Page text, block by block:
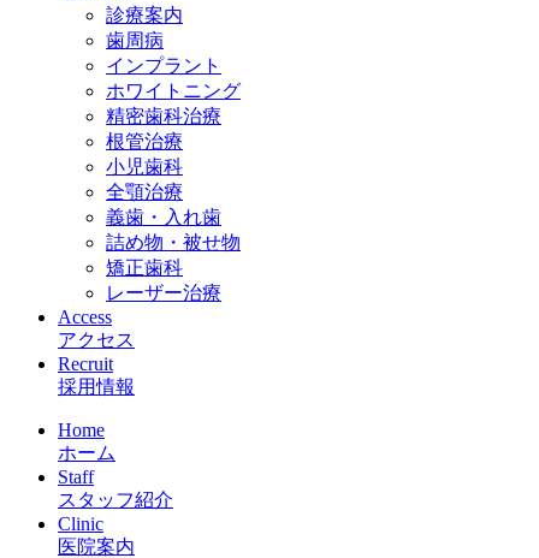
診療案内
歯周病
インプラント
ホワイトニング
精密歯科治療
根管治療
小児歯科
全顎治療
義歯・入れ歯
詰め物・被せ物
矯正歯科
レーザー治療
Access
アクセス
Recruit
採用情報
Home
ホーム
Staff
スタッフ紹介
Clinic
医院案内